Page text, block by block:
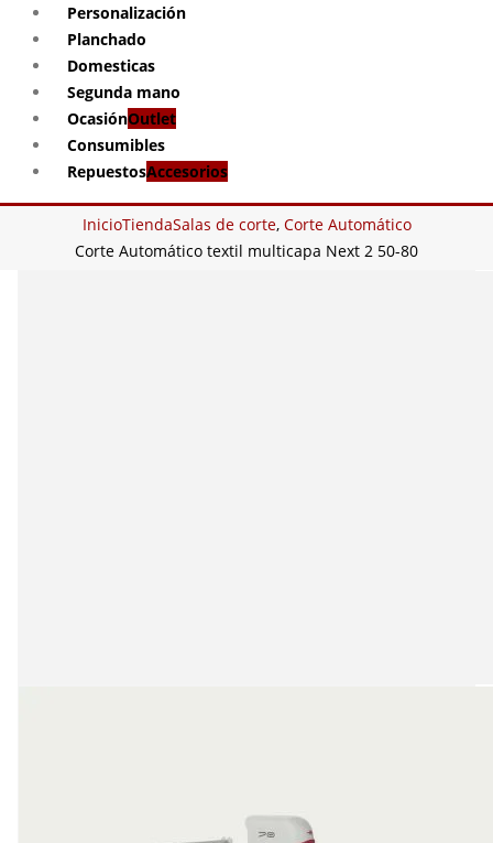
Personalización
Planchado
Domesticas
Segunda mano
OcasiónOutlet
Consumibles
RepuestosAccesorios
InicioTiendaSalas de corte, Corte Automático
Corte Automático textil multicapa Next 2 50-80